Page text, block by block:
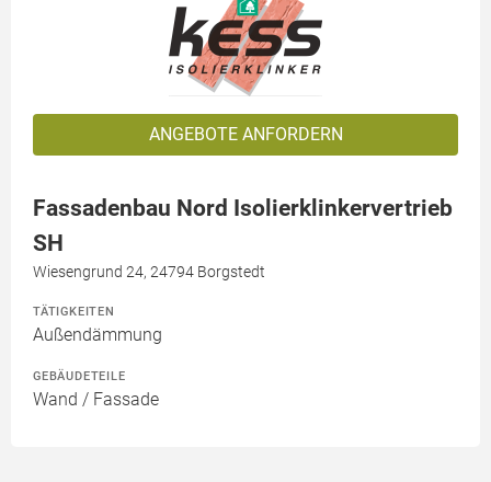
ANGEBOTE ANFORDERN
Fassadenbau Nord Isolierklinkervertrieb
SH
Wiesengrund 24, 24794 Borgstedt
TÄTIGKEITEN
Außendämmung
GEBÄUDETEILE
Wand / Fassade